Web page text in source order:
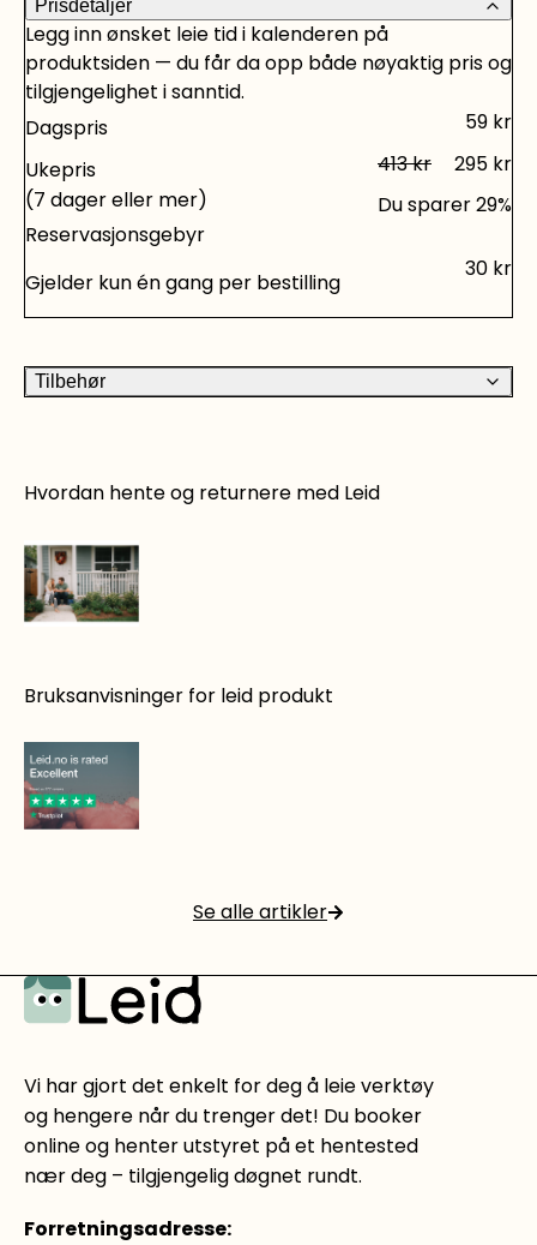
trenger til dine hjemmeprosjekter, både Bosch-
verktøy og Ryobi-verktøy for å nevne noen. Sjekk
vårt utvalg. Foto: www.rapid.com
Prisdetaljer
Legg inn ønsket leie tid i kalenderen på
produktsiden — du får da opp både nøyaktig pris og
tilgjengelighet i sanntid.
Dagspris
59 kr
Ukepris
(7 dager eller mer)
413kr 295 kr
Du sparer29%
Reservasjonsgebyr
Gjelder kun én gang per bestilling
30 kr
Tilbehør
Hvordan hente og returnere med Leid
Les mer
Bruksanvisninger for leid produkt
Se alle artikler
Vi har gjort det enkelt for deg å leie verktøy
og hengere når du trenger det! Du booker
online og henter utstyret på et hentested
nær deg – tilgjengelig døgnet rundt.
Forretningsadresse: